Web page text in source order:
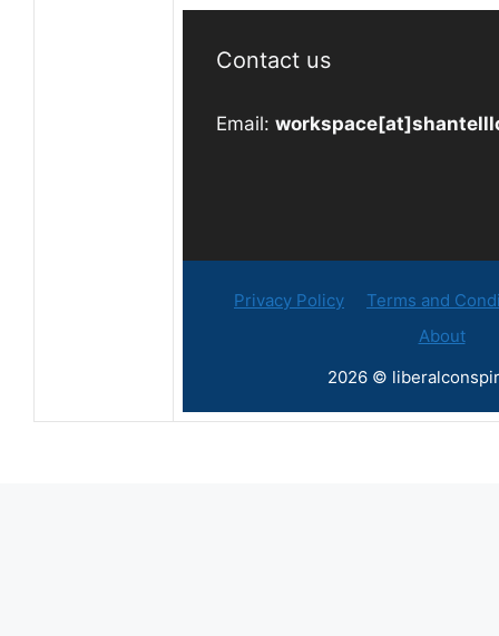
Contact us
Email:
Privacy Policy
Terms and
About
2026 ©